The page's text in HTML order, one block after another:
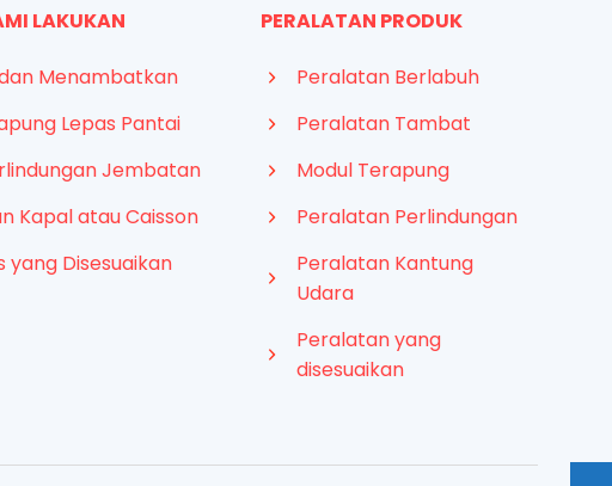
LAKUKAN
Menambatkan
Lepas Pantai
Jembatan
Kapal atau Caisson
yang Disesuaikan
PERALATAN PRODUK
Peralatan Berlabuh
Peralatan Tambat
Modul Terapung
Peralatan Perlindungan
Peralatan Kantung
Udara
Peralatan yang
disesuaikan
French